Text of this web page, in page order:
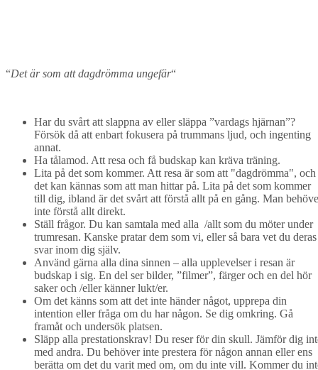
“Det är som att dagdrömma ungefär“
Har du svårt att slappna av eller släppa ”vardags hjärnan”?
Försök då att enbart fokusera på trummans ljud, och ingenting
annat.
Ha tålamod. Att resa och få budskap kan kräva träning.
Lita på det som kommer. Att resa är som att "dagdrömma", och
det kan kännas som att man hittar på. Lita på det som kommer
till dig, ibland är det svårt att förstå allt på en gång. Man
inte förstå allt direkt.
Ställ frågor. Du kan samtala med alla /allt som du möter under
trumresan. Kanske pratar dem som vi, eller så bara vet du deras
svar inom dig själv.
Använd gärna alla dina sinnen – alla upplevelser i resan är
budskap i sig. En del ser bilder, ”filmer”, färger och en del hör
saker och /eller känner lukt/er.
Om det känns som att det inte händer något, upprepa din
intention eller fråga om du har någon. Se dig omkring. Gå
framåt och undersök platsen.
Släpp alla prestationskrav! Du reser för din skull. Jämför dig
med andra. Du behöver inte prestera för någon annan eller ens
berätta om det du varit med om, om du inte vill. Kommer du